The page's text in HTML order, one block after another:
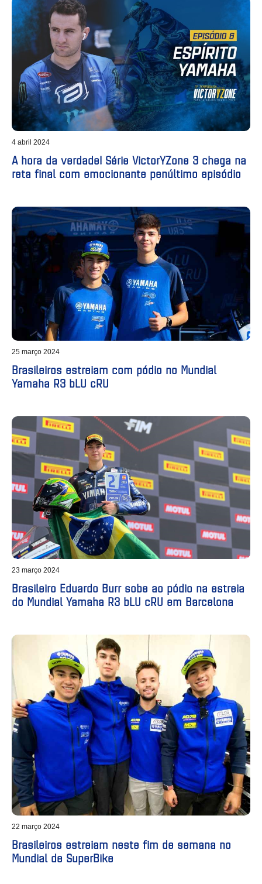
4 abril 2024
A hora da verdade! Série VictorYZone 3 chega na
reta final com emocionante penúltimo episódio
25 março 2024
Brasileiros estreiam com pódio no Mundial
Yamaha R3 bLU cRU
23 março 2024
Brasileiro Eduardo Burr sobe ao pódio na estreia
do Mundial Yamaha R3 bLU cRU em Barcelona
22 março 2024
Brasileiros estreiam neste fim de semana no
Mundial de SuperBike